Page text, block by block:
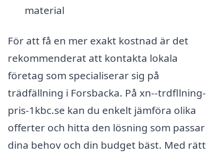
material
För att få en mer exakt kostnad är det
rekommenderat att kontakta lokala
företag som specialiserar sig på
trädfällning i Forsbacka. På xn--trdfllning-
pris-1kbc.se kan du enkelt jämföra olika
offerter och hitta den lösning som passar
dina behov och din budget bäst. Med rätt